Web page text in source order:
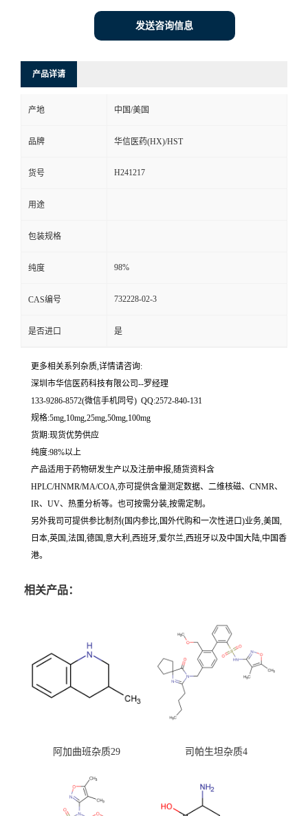
方
发送咨询信息
产品详请
产地 中国/美国
品牌 华信医药(HX)/HST
货号 H241217
用途
包装规格
纯度 98%
CAS编号 732228-02-3
是否进口 是
更多相关系列杂质,详情请咨询:
深圳市华信医药科技有限公司--罗经理
133-9286-8572(微信手机同号) QQ:2572-840-131
规格:5mg,10mg,25mg,50mg,100mg
货期:现货优势供应
纯度:98%以上
产品适用于药物研发生产以及注册申报,随货资料含
HPLC/HNMR/MA/COA,亦可提供含量测定数据、二维核磁、CNMR、
IR、UV、热重分析等。也可按需分装,按需定制。
另外我司可提供参比制剂(国内参比,国外代购和一次性进口)业务,美国,
日本,英国,法国,德国,意大利,西班牙,爱尔兰,西班牙以及中国大陆,中国香
港。
相关产品：
阿加曲班杂质29 司帕生坦杂质4